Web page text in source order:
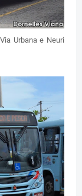
Urbana e Neuri